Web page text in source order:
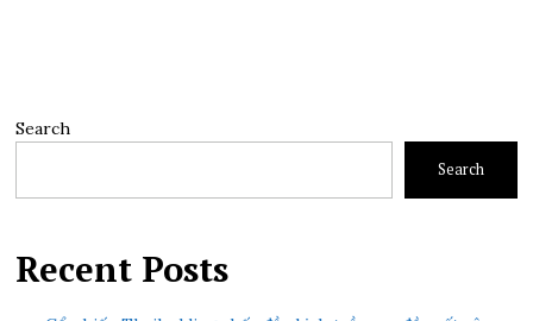
Search
Search
Recent Posts